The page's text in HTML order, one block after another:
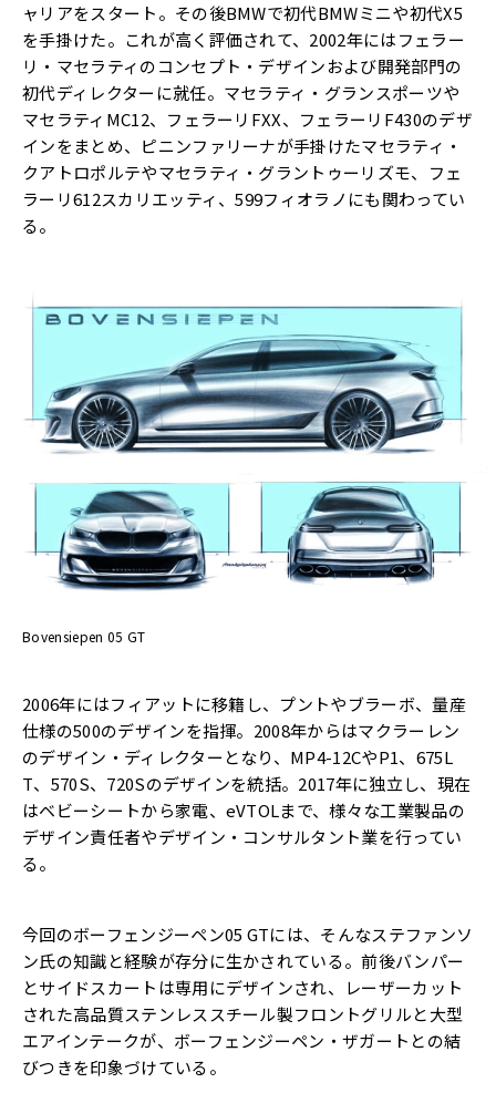
ャリアをスタート。その後BMWで初代BMWミニや初代X5
を手掛けた。これが高く評価されて、2002年にはフェラー
リ・マセラティのコンセプト・デザインおよび開発部門の
初代ディレクターに就任。マセラティ・グランスポーツや
マセラティMC12、フェラーリFXX、フェラーリF430のデザ
インをまとめ、ピニンファリーナが手掛けたマセラティ・
クアトロポルテやマセラティ・グラントゥーリズモ、フェ
ラーリ612スカリエッティ、599フィオラノにも関わってい
る。
Bovensiepen 05 GT
2006年にはフィアットに移籍し、プントやブラーボ、量産
仕様の500のデザインを指揮。2008年からはマクラーレン
のデザイン・ディレクターとなり、MP4-12CやP1、675L
T、570S、720Sのデザインを統括。2017年に独立し、現在
はベビーシートから家電、eVTOLまで、様々な工業製品の
デザイン責任者やデザイン・コンサルタント業を行ってい
る。
今回のボーフェンジーペン05 GTには、そんなステファンソ
ン氏の知識と経験が存分に生かされている。前後バンパー
とサイドスカートは専用にデザインされ、レーザーカット
された高品質ステンレススチール製フロントグリルと大型
エアインテークが、ボーフェンジーペン・ザガートとの結
びつきを印象づけている。